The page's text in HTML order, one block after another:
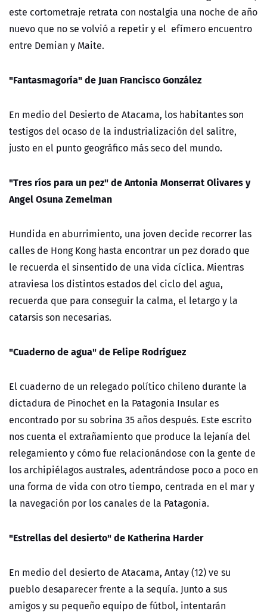
este cortometraje retrata con nostalgia una noche de año
nuevo que no se volvió a repetir y el efímero encuentro
entre Demian y Maite.
"Fantasmagoría" de Juan Francisco González
En medio del Desierto de Atacama, los habitantes son
testigos del ocaso de la industrialización del salitre,
justo en el punto geográfico más seco del mundo.
"Tres ríos para un pez" de Antonia Monserrat Olivares y
Angel Osuna Zemelman
Hundida en aburrimiento, una joven decide recorrer las
calles de Hong Kong hasta encontrar un pez dorado que
le recuerda el sinsentido de una vida cíclica. Mientras
atraviesa los distintos estados del ciclo del agua,
recuerda que para conseguir la calma, el letargo y la
catarsis son necesarias.
"Cuaderno de agua" de Felipe Rodríguez
El cuaderno de un relegado político chileno durante la
dictadura de Pinochet en la Patagonia Insular es
encontrado por su sobrina 35 años después. Este escrito
nos cuenta el extrañamiento que produce la lejanía del
relegamiento y cómo fue relacionándose con la gente de
los archipiélagos australes, adentrándose poco a poco en
una forma de vida con otro tiempo, centrada en el mar y
la navegación por los canales de la Patagonia.
"Estrellas del desierto" de Katherina Harder
En medio del desierto de Atacama, Antay (12) ve su
pueblo desaparecer frente a la sequía. Junto a sus
amigos y su pequeño equipo de fútbol, intentarán